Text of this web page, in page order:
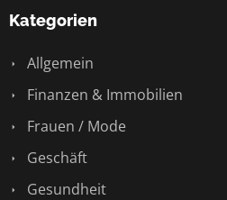
Kategorien
Allgemein
Finanzen & Immobilien
Frauen / Mode
Geschäft
Gesundheit